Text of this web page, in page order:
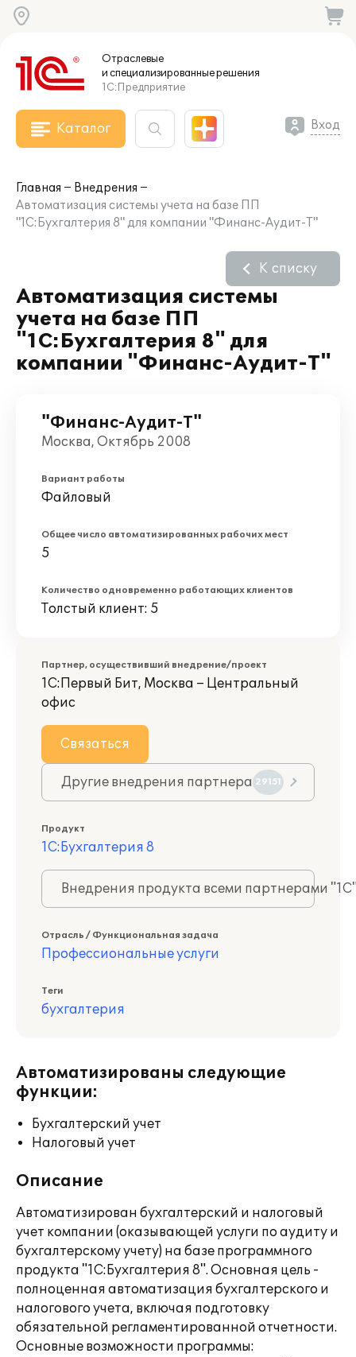
Отраслевые
и специализированныерешения
1С:Предприятие
Каталог Вход
Главная
Внедрения
Автоматизация системы учета на базе ПП
"1С:Бухгалтерия 8" для компании "Финанс-Аудит-Т"
Автоматизация системы
учета на базе ПП
"1С:Бухгалтерия 8" для
компании "Финанс-Аудит-Т"
К списку
"Финанс-Аудит-Т"
Москва, Октябрь 2008
Вариант работы
Файловый
Общее число автоматизированных рабочих мест
5
Количество одновременно работающих клиентов
Толстый клиент: 5
Партнер, осуществивший внедрение/проект
1С:Первый Бит, Москва – Центральный
офис
Связаться
Другие внедрения партнера 29151
Продукт
1С:Бухгалтерия 8
Внедрения продукта всеми партнерами
Отрасль / Функциональная задача
Профессиональные услуги
Теги
бухгалтерия
Автоматизированы следующие
функции:
Бухгалтерский учет
Налоговый учет
Описание
Автоматизирован бухгалтерский и налоговый
учет компании (оказывающей услуги по аудиту и
бухгалтерскому учету) на базе программного
продукта "1С:Бухгалтерия 8". Основная цель -
полноценная автоматизация бухгалтерского и
налогового учета, включая подготовку
обязательной регламентированной отчетности.
Основные возможности программы: